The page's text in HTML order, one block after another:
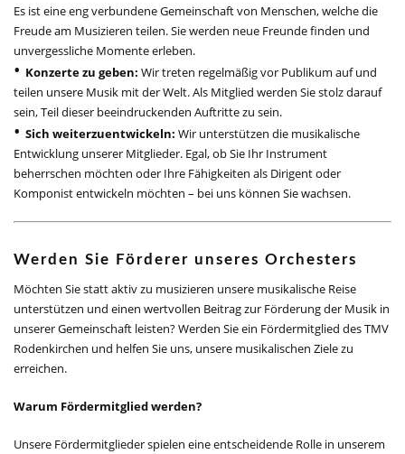
Es ist eine eng verbundene Gemeinschaft von Menschen, welche die
Freude am Musizieren teilen. Sie werden neue Freunde finden und
unvergessliche Momente erleben.
Konzerte zu geben: Wir treten regelmäßig vor Publikum auf und
teilen unsere Musik mit der Welt. Als Mitglied werden Sie stolz darauf
sein, Teil dieser beeindruckenden Auftritte zu sein.
Sich weiterzuentwickeln: Wir unterstützen die musikalische
Entwicklung unserer Mitglieder. Egal, ob Sie Ihr Instrument
beherrschen möchten oder Ihre Fähigkeiten als Dirigent oder
Komponist entwickeln möchten – bei uns können Sie wachsen.
Werden Sie Förderer unseres Orchesters
Möchten Sie statt aktiv zu musizieren unsere musikalische Reise
unterstützen und einen wertvollen Beitrag zur Förderung der Musik in
unserer Gemeinschaft leisten? Werden Sie ein Fördermitglied des TMV
Rodenkirchen und helfen Sie uns, unsere musikalischen Ziele zu
erreichen.
Warum Fördermitglied werden?
Unsere Fördermitglieder spielen eine entscheidende Rolle in unserem